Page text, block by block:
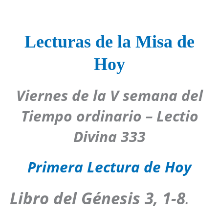
Lecturas de la Misa de
Hoy
Viernes de la V semana del
Tiempo ordinario – Lectio
Divina 333
Primera Lectura de Hoy
Libro del Génesis 3, 1-8.